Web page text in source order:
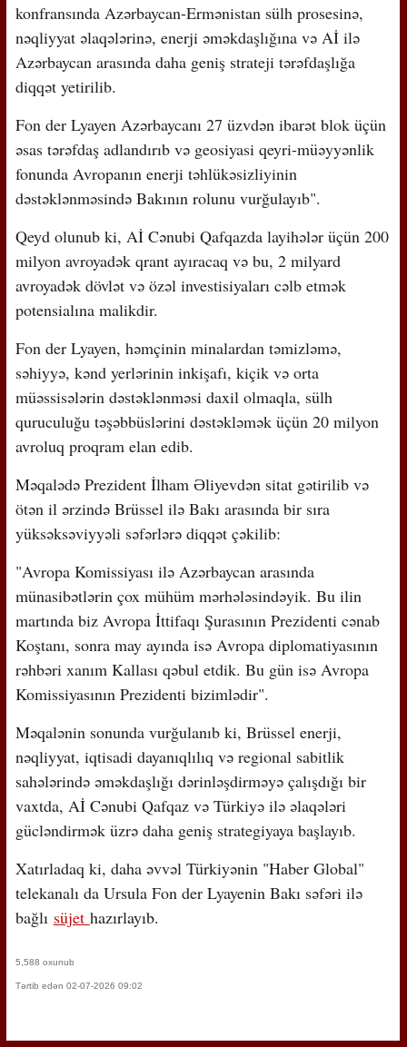
konfransında Azərbaycan-Ermənistan sülh prosesinə,
nəqliyyat əlaqələrinə, enerji əməkdaşlığına və Aİ ilə
Azərbaycan arasında daha geniş strateji tərəfdaşlığa
diqqət yetirilib.
Fon der Lyayen Azərbaycanı 27 üzvdən ibarət blok üçün
əsas tərəfdaş adlandırıb və geosiyasi qeyri-müəyyənlik
fonunda Avropanın enerji təhlükəsizliyinin
dəstəklənməsində Bakının rolunu vurğulayıb".
Qeyd olunub ki, Aİ Cənubi Qafqazda layihələr üçün 200
milyon avroyadək qrant ayıracaq və bu, 2 milyard
avroyadək dövlət və özəl investisiyaları cəlb etmək
potensialına malikdir.
Fon der Lyayen, həmçinin minalardan təmizləmə,
səhiyyə, kənd yerlərinin inkişafı, kiçik və orta
müəssisələrin dəstəklənməsi daxil olmaqla, sülh
quruculuğu təşəbbüslərini dəstəkləmək üçün 20 milyon
avroluq proqram elan edib.
Məqalədə Prezident İlham Əliyevdən sitat gətirilib və
ötən il ərzində Brüssel ilə Bakı arasında bir sıra
yüksəksəviyyəli səfərlərə diqqət çəkilib:
"Avropa Komissiyası ilə Azərbaycan arasında
münasibətlərin çox mühüm mərhələsindəyik. Bu ilin
martında biz Avropa İttifaqı Şurasının Prezidenti cənab
Koştanı, sonra may ayında isə Avropa diplomatiyasının
rəhbəri xanım Kallası qəbul etdik. Bu gün isə Avropa
Komissiyasının Prezidenti bizimlədir".
Məqalənin sonunda vurğulanıb ki, Brüssel enerji,
nəqliyyat, iqtisadi dayanıqlılıq və regional sabitlik
sahələrində əməkdaşlığı dərinləşdirməyə çalışdığı bir
vaxtda, Aİ Cənubi Qafqaz və Türkiyə ilə əlaqələri
gücləndirmək üzrə daha geniş strategiyaya başlayıb.
Xatırladaq ki, daha əvvəl Türkiyənin "Haber Global"
telekanalı da Ursula Fon der Lyayenin Bakı səfəri ilə
bağlı süjet hazırlayıb.
5,588 oxunub
Tərtib edən 02-07-2026 09:02